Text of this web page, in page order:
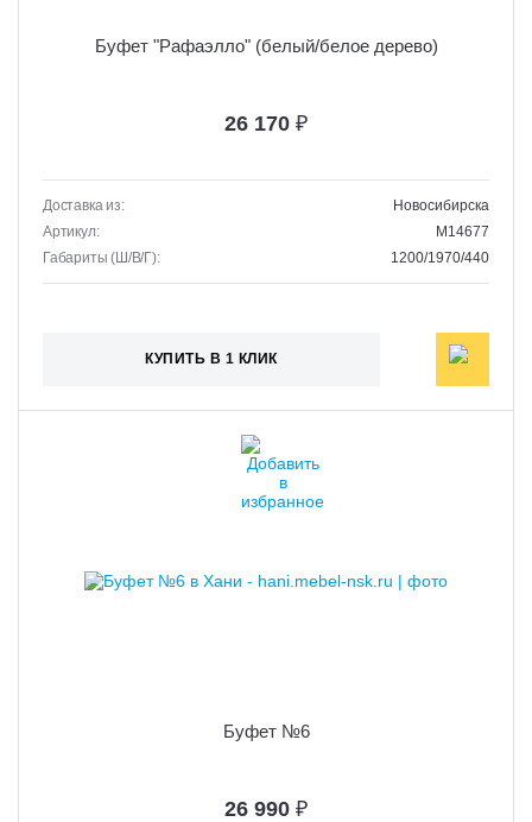
Буфет "Рафаэлло" (белый/белое дерево)
26 170 ₽
Доставка из:
Новосибирска
Артикул:
M14677
Габариты (Ш/В/Г):
1200/1970/440
КУПИТЬ В 1 КЛИК
Буфет №6
26 990 ₽